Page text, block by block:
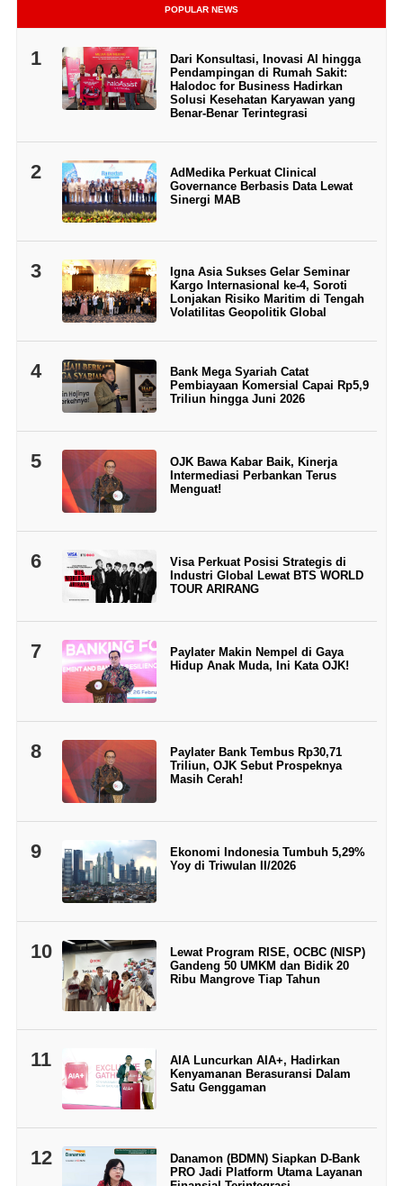
POPULAR NEWS
1
Dari Konsultasi, Inovasi AI hingga
Pendampingan di Rumah Sakit:
Halodoc for Business Hadirkan
Solusi Kesehatan Karyawan yang
Benar-Benar Terintegrasi
2
AdMedika Perkuat Clinical
Governance Berbasis Data Lewat
Sinergi MAB
3
Igna Asia Sukses Gelar Seminar
Kargo Internasional ke-4, Soroti
Lonjakan Risiko Maritim di Tengah
Volatilitas Geopolitik Global
4
Bank Mega Syariah Catat
Pembiayaan Komersial Capai Rp5,9
Triliun hingga Juni 2026
5
OJK Bawa Kabar Baik, Kinerja
Intermediasi Perbankan Terus
Menguat!
6
Visa Perkuat Posisi Strategis di
Industri Global Lewat BTS WORLD
TOUR ARIRANG
7
Paylater Makin Nempel di Gaya
Hidup Anak Muda, Ini Kata OJK!
8
Paylater Bank Tembus Rp30,71
Triliun, OJK Sebut Prospeknya
Masih Cerah!
9
Ekonomi Indonesia Tumbuh 5,29%
Yoy di Triwulan II/2026
10
Lewat Program RISE, OCBC (NISP)
Gandeng 50 UMKM dan Bidik 20
Ribu Mangrove Tiap Tahun
11
AIA Luncurkan AIA+, Hadirkan
Kenyamanan Berasuransi Dalam
Satu Genggaman
12
Danamon (BDMN) Siapkan D-Bank
PRO Jadi Platform Utama Layanan